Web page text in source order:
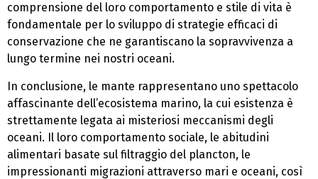
comprensione del loro comportamento e stile di vita è
fondamentale per lo sviluppo di strategie efficaci di
conservazione che ne garantiscano la sopravvivenza a
lungo termine nei nostri oceani.
In conclusione, le mante rappresentano uno spettacolo
affascinante dell’ecosistema marino, la cui esistenza è
strettamente legata ai misteriosi meccanismi degli
oceani. Il loro comportamento sociale, le abitudini
alimentari basate sul filtraggio del plancton, le
impressionanti migrazioni attraverso mari e oceani, così